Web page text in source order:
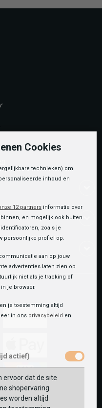
vvv-
giftcard
Cookies
technieken) om
inhoud en
12 partners informatie over
en mogelijk ook buiten
zoals je
persoonlijke profiel op.
aan op jouw
advertenties laten zien op
niet als je tracking of
je browser.
je toestemming altijd
in ons privacybeleid en
actief)
ervoor dat de site
shopervaring
worden altijd